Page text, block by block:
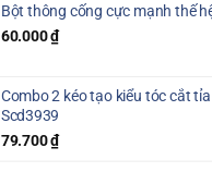
Bột thông cống cực mạnh thế
60.000₫
Combo 2 kéo tạo kiểu tóc cắt
Scd3939
79.700₫